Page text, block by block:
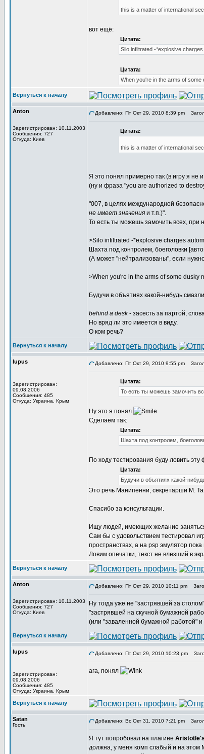
this is a matter of international
вот ещё:
Цитата:
Silo infiltrated -*explosive
Цитата:
When you're in the arms of some
Вернуться к началу
Anton
Зарегистрирован: 10.11.2003
Сообщения: 727
Откуда: Киев
Добавлено: Пт Окт 29, 2010 8:39 pm
Цитата:
this is a matter of international
Я это понял примерно так (в игру я не
(ну и фраза "you are authorized to
"007, в целях международной
не имеет значения и т.п.)".
То есть ты можешь замочить всех, при
>Silo infiltrated -*explosive charges
Шахта под контролем, боеголовки
(А может "нейтрализованы", если
>When you're in the arms of some
Будучи в объятиях какой-нибудь
behind a desk- засесть за партой,
Но вряд ли это имеется в виду.
О ком речь?
Вернуться к началу
lupus
Зарегистрирован:
09.08.2006
Сообщения: 485
Откуда: Украина, Крым
Добавлено: Пт Окт 29, 2010 9:55 pm
Цитата:
То есть ты можешь замочить
Ну это я понял
Сделаем так:
Цитата:
Шахта под контролем,
По ходу тестирования буду ловить
Цитата:
Будучи в объятиях какой-
Это речь Манипенни, секретарши М.
Спасибо за консультации.
Ищу людей, имеющих желание
Сам бы с удовольствием тестировал
пространствах, а на psp эмулятор
Ловим опечатки, текст не влезший в
Вернуться к началу
Anton
Зарегистрирован: 10.11.2003
Сообщения: 727
Откуда: Киев
Добавлено: Пт Окт 29, 2010 10:11 pm
Ну тогда уже не "застрявшей за
"застрявшей на скучной бумажной
(или "заваленной бумажной работой" и
Вернуться к началу
lupus
Зарегистрирован:
09.08.2006
Сообщения: 485
Откуда: Украина, Крым
Добавлено: Пт Окт 29, 2010 10:23 pm
ага, понял
Вернуться к началу
Satan
Гость
Добавлено: Вс Окт 31, 2010 7:21 pm
Я тут попробовал на плагине
должна, у меня комп слабый и на этом